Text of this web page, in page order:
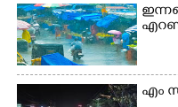
എം